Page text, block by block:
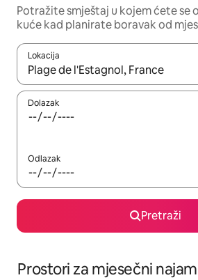
Potražite smještaj u kojem ćete se
kuće kad planirate boravak od
Lokacija
Kada budu dostupni rezultati, moći
Dolazak
Odlazak
Pretraži
Prostori za mjesečni